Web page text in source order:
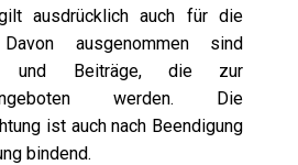
ausdrücklich auch für die
Davon ausgenommen sind
und Beiträge, die zur
werden. Die
ist auch nach Beendigung
bindend.